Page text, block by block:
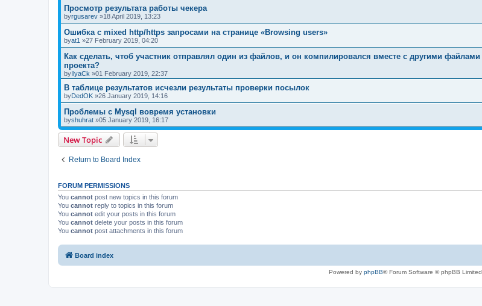
Просмотр результата работы чекера
byrgusarev »18 April 2019, 13:23
Ошибка с mixed http/https запросами на странице «Browsing users»
byat1 »27 February 2019, 04:20
Как сделать, чтоб участник отправлял один из файлов, и он компилировался вместе с другими файлами
проекта?
byIlyaCk »01 February 2019, 22:37
В таблице результатов исчезли результаты проверки посылок
byDedOK »26 January 2019, 14:16
Проблемы с Mysql вовремя установки
byshuhrat »05 January 2019, 16:17
New Topic
Return to Board Index
FORUM PERMISSIONS
You cannot post new topics in this forum
You cannot reply to topics in this forum
You cannot edit your posts in this forum
You cannot delete your posts in this forum
You cannot post attachments in this forum
Board index
Powered by phpBB® Forum Software © phpBB Limited